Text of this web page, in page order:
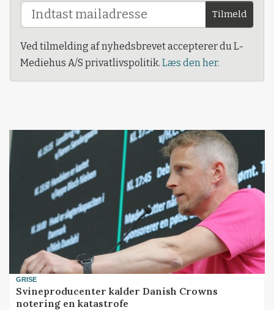
Tilmeld
Ved tilmelding af nyhedsbrevet accepterer du L-
Mediehus A/S privatlivspolitik. Læs den her.
GRISE
Svineproducenter kalder Danish Crowns
notering en katastrofe